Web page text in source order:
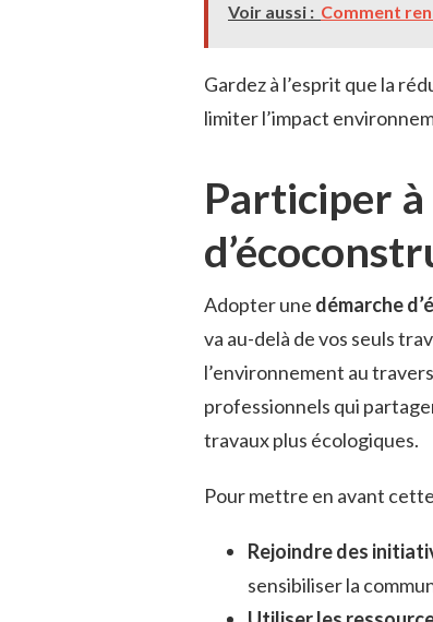
Voir aussi : Comment
Gardez à l’esprit que la
limiter l’impact
Participer
Adopter une démarche
va au-delà de vos seuls
l’environnement au
professionnels qui
travaux plus écologiques.
Pour mettre en avant
Rejoindre des
sensibiliser la